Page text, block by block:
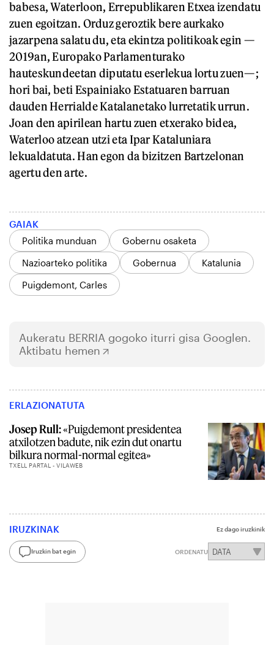
babesa, Waterloon, Errepublikaren Etxea izendatu
zuen egoitzan. Orduz geroztik bere aurkako
jazarpena salatu du, eta ekintza politikoak egin —
2019an, Europako Parlamenturako
hauteskundeetan diputatu eserlekua lortu zuen—;
hori bai, beti Espainiako Estatuaren barruan
dauden Herrialde Katalanetako lurretatik urrun.
Joan den apirilean hartu zuen etxerako bidea,
Waterloo atzean utzi eta Ipar Kataluniara
lekualdatuta. Han egon da bizitzen Bartzelonan
agertu den arte.
GAIAK
Politika munduan
Gobernu osaketa
Nazioarteko politika
Gobernua
Katalunia
Puigdemont, Carles
Aukeratu BERRIA gogoko iturri gisa Googlen.
Aktibatu hemen
ERLAZIONATUTA
Josep Rull:«Puigdemont presidentea
atxilotzen badute, nik ezin dut onartu
bilkura normal-normal egitea»
TXELL PARTAL - VILAWEB
IRUZKINAK Ez dago iruzkinik
Iruzkin bat egin ORDENATU